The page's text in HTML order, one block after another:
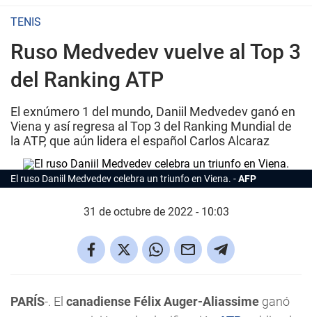
TENIS
Ruso Medvedev vuelve al Top 3
del Ranking ATP
El exnúmero 1 del mundo, Daniil Medvedev ganó en
Viena y así regresa al Top 3 del Ranking Mundial de
la ATP, que aún lidera el español Carlos Alcaraz
El ruso Daniil Medvedev celebra un triunfo en Viena. AFP
31 de octubre de 2022 - 10:03
PARÍS-. El canadiense Félix Auger-Aliassime ganó